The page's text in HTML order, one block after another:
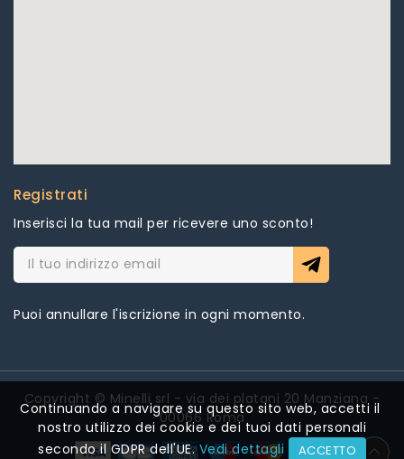
Continuando a navigare su questo sito web, accetti il ​​
nostro utilizzo dei cookie e dei tuoi dati personali
secondo il GDPR dell'UE. Vedi dettagli ACCETTO
Registrati
Inserisci la tua mail per ricevere uno sconto!
Puoi annullare l'iscrizione in ogni momento.
Copyright © Minelli srl - via dei platani 20 Manziana -
00066 Roma